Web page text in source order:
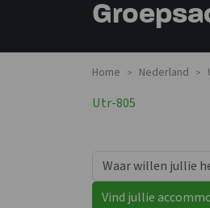
Home > Nederland >
Utr-805
Vind jullie